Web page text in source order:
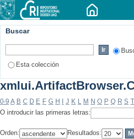
Buscar
Esta colección
0-9 A B C D E F G H J K L M N O P Q R S T
O introducir las primeras letras:
Orden: Resultados: